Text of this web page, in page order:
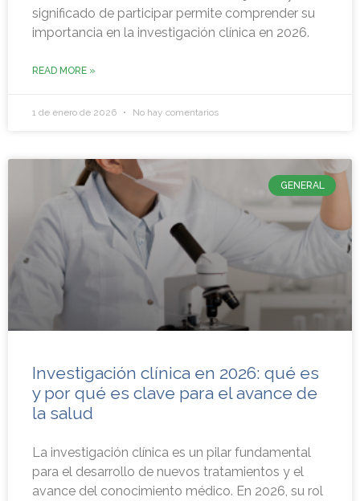
significado de participar permite comprender su
importancia en la investigación clínica en 2026.
READ MORE »
1 de enero de 2026 No hay comentarios
GENERAL
Investigación clínica en 2026: qué es
y por qué es clave para el avance de
la salud
La investigación clínica es un pilar fundamental
para el desarrollo de nuevos tratamientos y el
avance del conocimiento médico. En 2026, su rol